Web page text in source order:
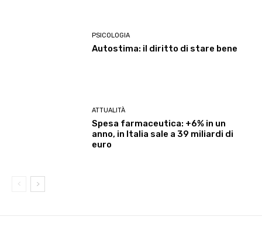
PSICOLOGIA
Autostima: il diritto di stare bene
ATTUALITÀ
Spesa farmaceutica: +6% in un
anno, in Italia sale a 39 miliardi di
euro